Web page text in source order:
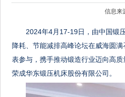
信息来
2024年4月17-19日，由中国锻
降耗、节能减排高峰论坛在威海圆
表参与，携手推动锻造行业迈向高
荣成华东锻压机床股份有限公司。